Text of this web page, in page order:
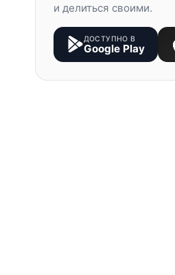
и делиться своими.
ДОСТУПНО В
Google Play